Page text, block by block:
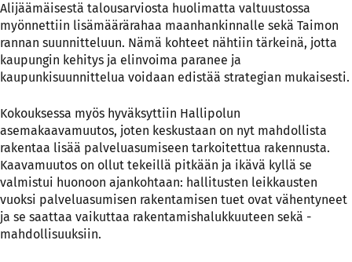
Alijäämäisestä talousarviosta huolimatta valtuustossa
myönnettiin lisämäärärahaa maanhankinnalle sekä Taimon
rannan suunnitteluun. Nämä kohteet nähtiin tärkeinä, jotta
kaupungin kehitys ja elinvoima paranee ja
kaupunkisuunnittelua voidaan edistää strategian mukaisesti.
Kokouksessa myös hyväksyttiin Hallipolun
asemakaavamuutos, joten keskustaan on nyt mahdollista
rakentaa lisää palveluasumiseen tarkoitettua rakennusta.
Kaavamuutos on ollut tekeillä pitkään ja ikävä kyllä se
valmistui huonoon ajankohtaan: hallitusten leikkausten
vuoksi palveluasumisen rakentamisen tuet ovat vähentyneet
ja se saattaa vaikuttaa rakentamishalukkuuteen sekä -
mahdollisuuksiin.